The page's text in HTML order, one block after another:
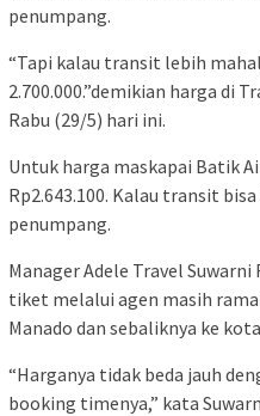
penumpang.
“Tapi kalau transit lebih
2.700.000.”demikian harga di
Rabu (29/5) hari ini.
Untuk harga maskapai Batik
Rp2.643.100. Kalau transit
penumpang.
Manager Adele Travel
tiket melalui agen masih
Manado dan sebaliknya ke
“Harganya tidak beda jauh
booking timenya,” kata